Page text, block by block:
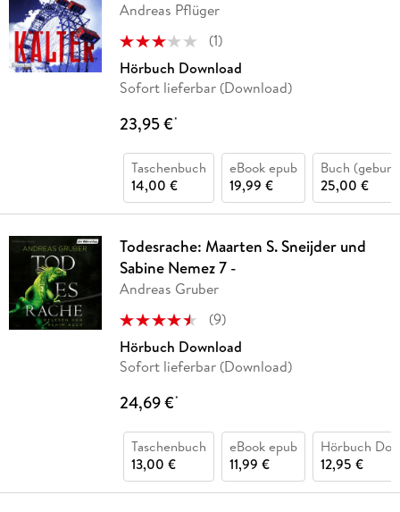
Andreas Pflüger
(1)
Hörbuch Download
Sofort lieferbar (Download)
23,95 €*
Taschenbuch
14,00 €
eBook epub
19,99 €
Buch
25,00 €
Todesrache: Maarten S. Sneijder und
Sabine Nemez 7 -
Andreas Gruber
(9)
Hörbuch Download
Sofort lieferbar (Download)
24,69 €*
Taschenbuch
13,00 €
eBook epub
11,99 €
Hörbuch
12,95 €